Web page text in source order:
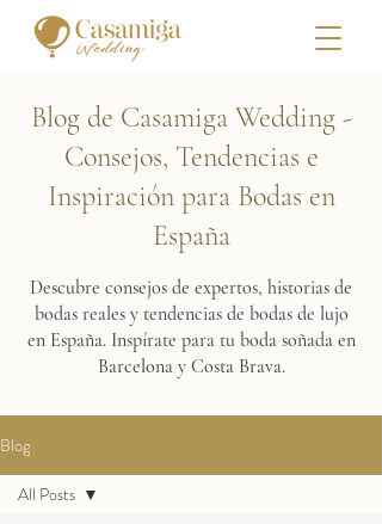
Blog de Casamiga Wedding -
Consejos, Tendencias e
Inspiración para Bodas en
España
Descubre consejos de expertos, historias de
bodas reales y tendencias de bodas de lujo
en España. Inspírate para tu boda soñada en
Barcelona y Costa Brava.
Blog
All Posts